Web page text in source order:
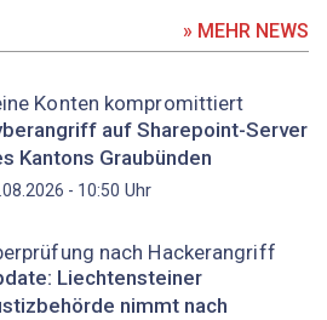
» MEHR NEWS
Konten kompromittiert
auf Sharepoint-Server
Kantons Graubünden
- 10:50 Uhr
nach Hackerangriff
Liechtensteiner
nimmt nach